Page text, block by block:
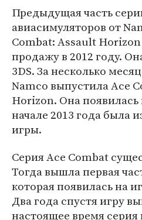
Предыдущая часть
авиасимуляторов от
Combat: Assault
продажу в 2012 году.
3DS. За несколько
Namco выпустила Ace
Horizon. Она появилась
начале 2013 года была
игры.
Серия Ace Combat
Тогда вышла первая
которая появилась на
Два года спустя игру
настоящее время серия